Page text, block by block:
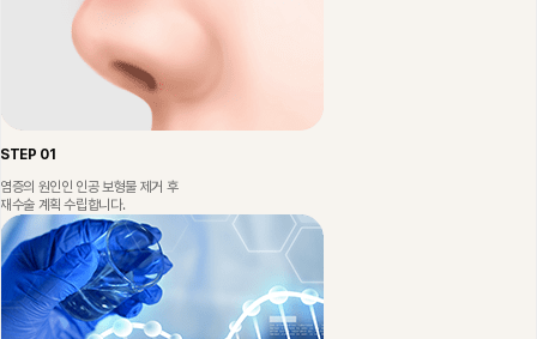
STEP 01
염증의 원인인 인공 보형물 제거 후
재수술 계획 수립합니다.